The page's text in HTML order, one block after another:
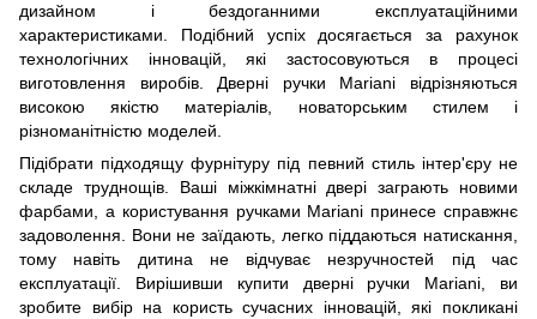
дизайном і бездоганними експлуатаційними
характеристиками. Подібний успіх досягається за рахунок
технологічних інновацій, які застосовуються в процесі
виготовлення виробів. Дверні ручки Mariani відрізняються
високою якістю матеріалів, новаторським стилем і
різноманітністю моделей.
Підібрати підходящу фурнітуру під певний стиль інтер'єру не
складе труднощів. Ваші міжкімнатні двері заграють новими
фарбами, а користування ручками Mariani принесе справжнє
задоволення. Вони не заїдають, легко піддаються натискання,
тому навіть дитина не відчуває незручностей під час
експлуатації. Вирішивши купити дверні ручки Mariani, ви
зробите вибір на користь сучасних інновацій, які покликані